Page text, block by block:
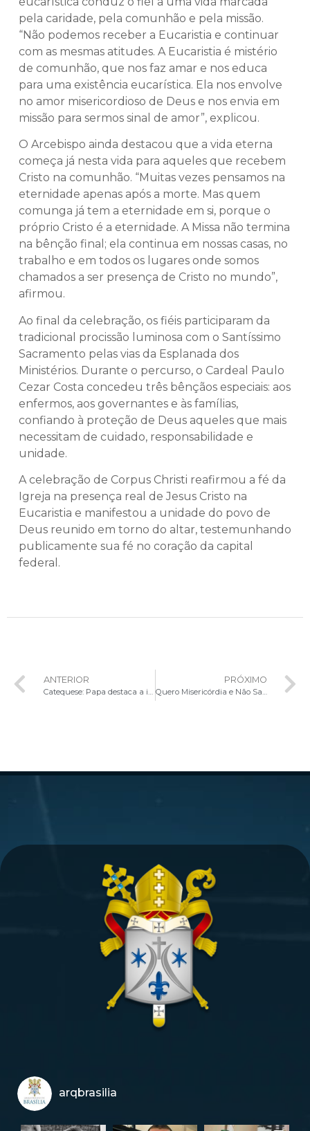
pela caridade, pela comunhão e pela missão.
“Não podemos receber a Eucaristia e continuar
com as mesmas atitudes. A Eucaristia é mistério
de comunhão, que nos faz amar e nos educa
para uma existência eucarística. Ela nos envolve
no amor misericordioso de Deus e nos envia em
missão para sermos sinal de amor”, explicou.
O Arcebispo ainda destacou que a vida eterna
começa já nesta vida para aqueles que recebem
Cristo na comunhão. “Muitas vezes pensamos na
eternidade apenas após a morte. Mas quem
comunga já tem a eternidade em si, porque o
próprio Cristo é a eternidade. A Missa não termina
na bênção final; ela continua em nossas casas, no
trabalho e em todos os lugares onde somos
chamados a ser presença de Cristo no mundo”,
afirmou.
Ao final da celebração, os fiéis participaram da
tradicional procissão luminosa com o Santíssimo
Sacramento pelas vias da Esplanada dos
Ministérios. Durante o percurso, o Cardeal Paulo
Cezar Costa concedeu três bênçãos especiais: aos
enfermos, aos governantes e às famílias,
confiando à proteção de Deus aqueles que mais
necessitam de cuidado, responsabilidade e
unidade.
A celebração de Corpus Christi reafirmou a fé da
Igreja na presença real de Jesus Cristo na
Eucaristia e manifestou a unidade do povo de
Deus reunido em torno do altar, testemunhando
publicamente sua fé no coração da capital
federal.
ANTERIOR
Catequese: Papa destaca a importância da participação integral dos fiéis na liturgia e na Solenidade de Corpus Christi
PRÓXIMO
Quero Misericórdia e Não Sacrifício
arqbrasilia